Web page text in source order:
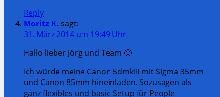
Reply
Moritz K. sagt:
31. März 2014 um 19:49 Uhr
Hallo lieber Jörg und Team 🙂
Ich würde meine Canon 5dmkIII mit Sigma 35mm
und Canon 85mm hineinladen. Sozusagen als
ganz flexibles und basic-Setup für People